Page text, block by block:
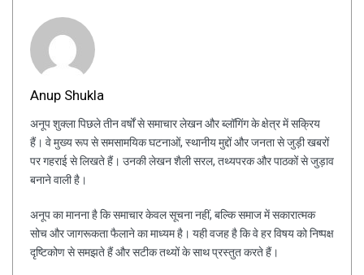
Anup Shukla
अनूप शुक्ला पिछले तीन वर्षों से समाचार लेखन और ब्लॉगिंग के क्षेत्र में सक्रिय
हैं। वे मुख्य रूप से समसामयिक घटनाओं, स्थानीय मुद्दों और जनता से जुड़ी खबरों
पर गहराई से लिखते हैं। उनकी लेखन शैली सरल, तथ्यपरक और पाठकों से जुड़ाव
बनाने वाली है।
अनूप का मानना है कि समाचार केवल सूचना नहीं, बल्कि समाज में सकारात्मक
सोच और जागरूकता फैलाने का माध्यम है। यही वजह है कि वे हर विषय को निष्पक्ष
दृष्टिकोण से समझते हैं और सटीक तथ्यों के साथ प्रस्तुत करते हैं।